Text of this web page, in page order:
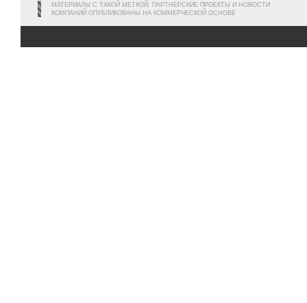
МАТЕРИАЛЫ С ТАКОЙ МЕТКОЙ, ПАРТНЕРСКИЕ ПРОЕКТЫ И НОВОСТИ
КОМПАНИЙ ОПУБЛИКОВАНЫ НА КОММЕРЧЕСКОЙ ОСНОВЕ